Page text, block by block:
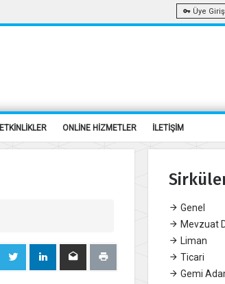
Üye Giriş
ETKİNLİKLER ONLİNE HİZMETLER İLETİŞİM
Genel
Mevzuat
Liman
Ticari
Gemi